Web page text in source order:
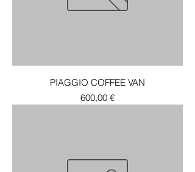
PIAGGIO COFFEE VAN
Τιμή
600,00 €